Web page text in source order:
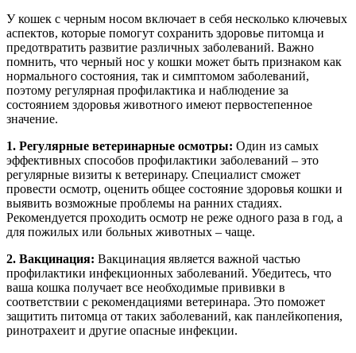
У кошек с черным носом включает в себя несколько ключевых
аспектов, которые помогут сохранить здоровье питомца и
предотвратить развитие различных заболеваний. Важно
помнить, что черный нос у кошки может быть признаком как
нормального состояния, так и симптомом заболеваний,
поэтому регулярная профилактика и наблюдение за
состоянием здоровья животного имеют первостепенное
значение.
1. Регулярные ветеринарные осмотры: Один из самых
эффективных способов профилактики заболеваний – это
регулярные визиты к ветеринару. Специалист сможет
провести осмотр, оценить общее состояние здоровья кошки и
выявить возможные проблемы на ранних стадиях.
Рекомендуется проходить осмотр не реже одного раза в год, а
для пожилых или больных животных – чаще.
2. Вакцинация: Вакцинация является важной частью
профилактики инфекционных заболеваний. Убедитесь, что
ваша кошка получает все необходимые прививки в
соответствии с рекомендациями ветеринара. Это поможет
защитить питомца от таких заболеваний, как панлейкопения,
ринотрахеит и другие опасные инфекции.